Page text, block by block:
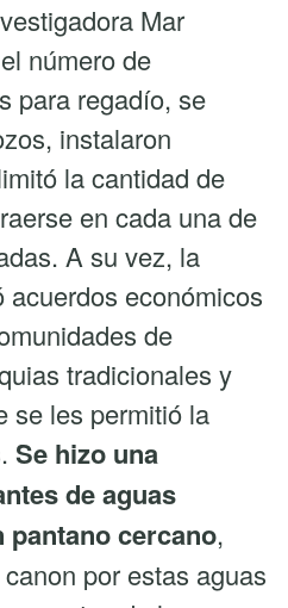
Mar
número de
para regadío, se
instalaron
la cantidad de
en cada una de
A su vez, la
acuerdos económicos
de
tradicionales y
se les permitió la
Se hizo una
de aguas
cercano,
por estas aguas